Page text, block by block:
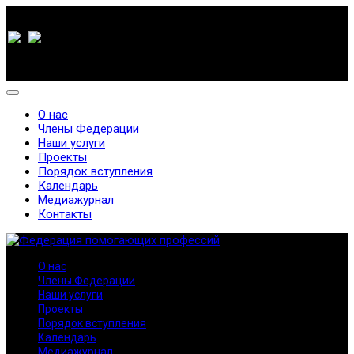
О нас
Члены Федерации
Наши услуги
Проекты
Порядок вступления
Календарь
Медиажурнал
Контакты
О нас
Члены Федерации
Наши услуги
Проекты
Порядок вступления
Календарь